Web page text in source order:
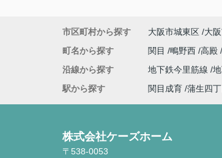
市区町村から探す 大阪市城東区 大
町名から探す
関目 鴫野西 高殿
沿線から探す
地下鉄今里筋線
駅から探す
関目成育 蒲生四丁
株式会社ケーズホーム
〒538-0053